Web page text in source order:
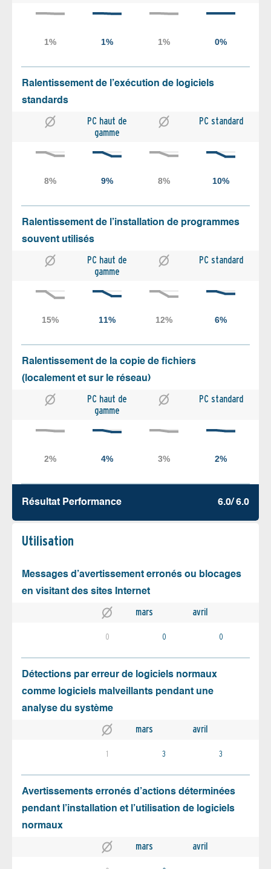
Ralentissement de l’exécution de logiciels
standards
PC haut de
gamme
PC standard
Ralentissement de l’installation de programmes
souvent utilisés
PC haut de
gamme
PC standard
Ralentissement de la copie de fichiers
(localement et sur le réseau)
PC haut de
gamme
PC standard
Résultat Performance 6.0/ 6.0
Utilisation
Messages d’avertissement erronés ou blocages
en visitant des sites Internet
mars avril
0 0 0
Détections par erreur de logiciels normaux
comme logiciels malveillants pendant une
analyse du système
mars avril
1 3 3
Avertissements erronés d’actions déterminées
pendant l’installation et l’utilisation de logiciels
normaux
mars avril